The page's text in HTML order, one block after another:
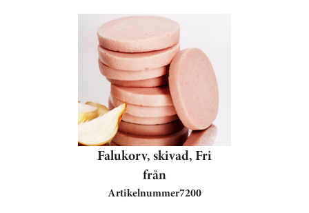
Falukorv, skivad, Fri
från
Artikelnummer7200